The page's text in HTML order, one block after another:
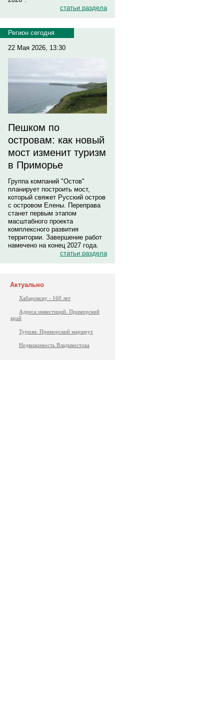
статьи раздела
Регион сегодня
22 Мая 2026, 13:30
Пешком по
островам: как новый
мост изменит туризм
в Приморье
Группа компаний "Остов"
планирует построить мост,
который свяжет Русский остров
с островом Елены. Переправа
станет первым этапом
масштабного проекта
комплексного развития
территории. Завершение работ
намечено на конец 2027 года.
статьи раздела
Актуально
Хабаровску - 160 лет
Адреса инвестиций. Приморский
край
Туризм: Приморский маршрут
Недвижимость Владивостока